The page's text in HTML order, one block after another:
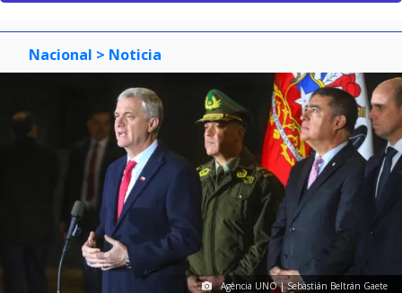
Nacional > Noticia
Agencia UNO | Sebastián Beltrán Gaete